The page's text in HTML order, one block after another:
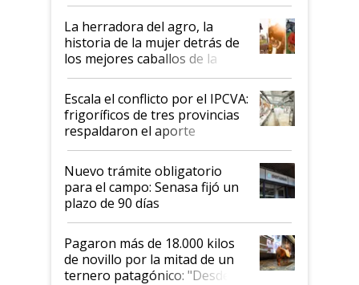
establecimientos en Argentina
La herradora del agro, la
historia de la mujer detrás de
los mejores caballos de la
Argentina y los mitos que
todavía hacen sufrir a estos
animales: "Mientras me
descalificaban, yo seguí
haciendo currículum"
Escala el conflicto por el IPCVA:
frigoríficos de tres provincias
respaldaron el aporte
obligatorio
Nuevo trámite obligatorio
para el campo: Senasa fijó un
plazo de 90 días
Pagaron más de 18.000 kilos
de novillo por la mitad de un
ternero patagónico: "Desde